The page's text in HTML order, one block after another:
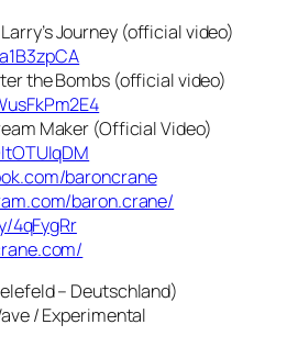
Journey (official video)
the Bombs (official video)
Maker (Official Video)
baroncrane
baron.crane/
4qFygRr
– Deutschland)
/ Experimental